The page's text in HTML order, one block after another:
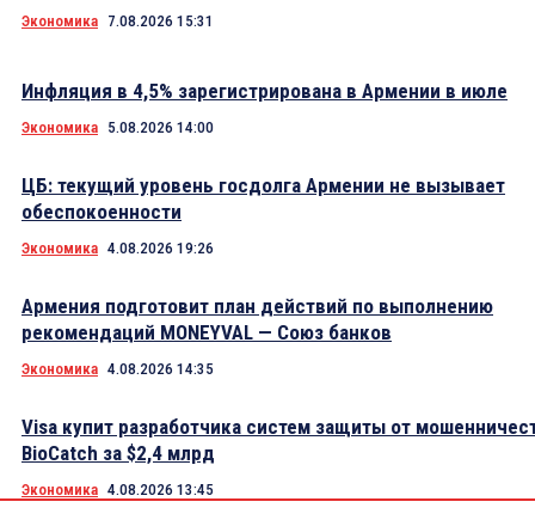
Экономика 7.08.2026 15:31
Инфляция в 4,5% зарегистрирована в Армении в июле
Экономика 5.08.2026 14:00
ЦБ: текущий уровень госдолга Армении не вызывает
обеспокоенности
Экономика 4.08.2026 19:26
Армения подготовит план действий по выполнению
рекомендаций MONEYVAL — Союз банков
Экономика 4.08.2026 14:35
Visa купит разработчика систем защиты от
BioCatch за $2,4 млрд
Экономика 4.08.2026 13:45